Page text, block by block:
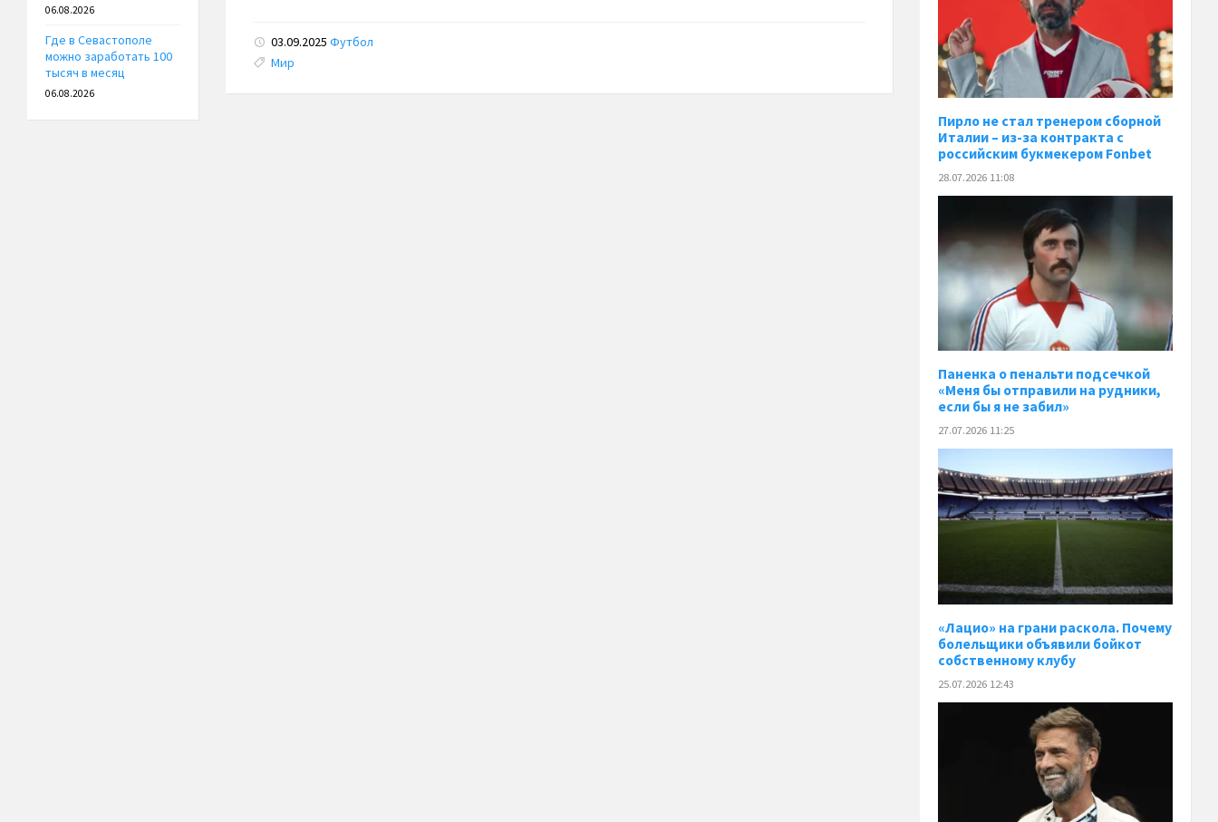
03.09.2025 Футбол
Tags:
Мир
06.08.2026
Где в Севастополе
можно заработать 100
тысяч в месяц
06.08.2026
Пирло не стал тренером сборной
Италии – из-за контракта с
российским букмекером Fonbet
28.07.2026 11:08
Паненка o пенальти подсечкой
«Меня бы отправили на рудники,
если бы я не забил»
27.07.2026 11:25
«Лацио» на грани раскола. Почему
болельщики объявили бойкот
собственному клубу
25.07.2026 12:43